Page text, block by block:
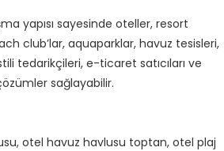
yapısı sayesinde oteller, resort
club’lar, aquaparklar, havuz tesisleri,
tedarikçileri, e-ticaret satıcıları ve
sağlayabilir.
otel havuz havlusu toptan, otel plaj